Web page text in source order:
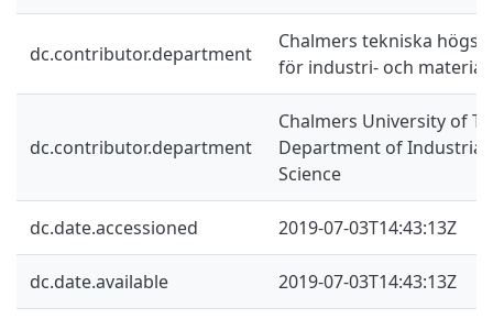
dc.contributor.department
Chalmers tekniska
för industri- och
dc.contributor.department
Chalmers University of
Department of Industrial
Science
dc.date.accessioned 2019-07-03T14:43:13Z
dc.date.available 2019-07-03T14:43:13Z